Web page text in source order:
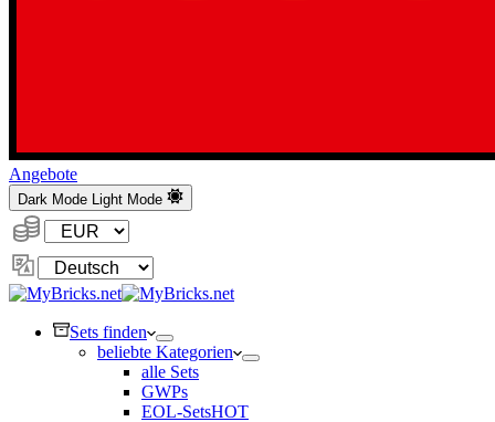
Angebote
Dark Mode Light Mode
Währung:
Sprache
ändern
Sets finden
beliebte Kategorien
alle Sets
GWPs
EOL-SetsHOT